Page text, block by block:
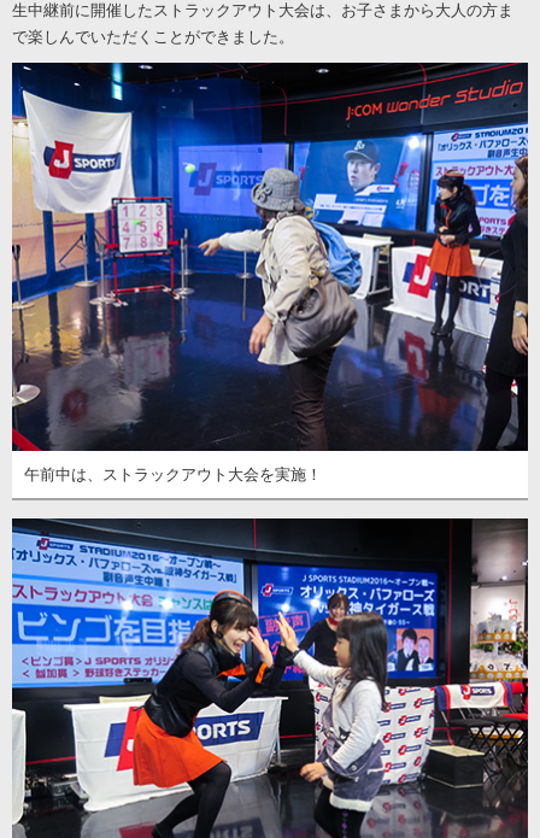
生中継前に開催したストラックアウト大会は、お子さまから大人の方ま
で楽しんでいただくことができました。
午前中は、ストラックアウト大会を実施！